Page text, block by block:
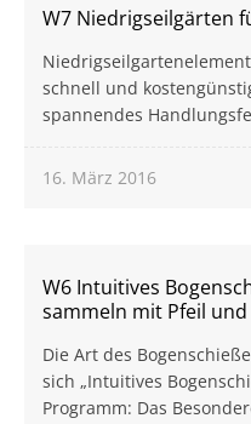
W7 Niedrigseilgärten
schnell und
spannendes
16. März 2016
W6 Intuitives
sammeln mit Pfeil und
Die Art des
sich „Intuitives
Programm: Das